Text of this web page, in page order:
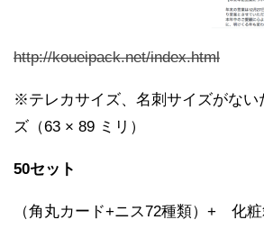
http://koueipack.net/index.html
※テレカサイズ、名刺サイズがない
ズ（63 × 89 ミリ）
50セット
（角丸カード+ニス72種類）+